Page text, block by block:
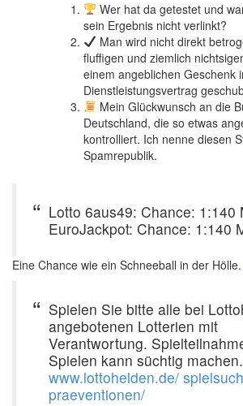
Wer hat da getestet und
sein Ergebnis nicht verlinkt?
Man wird nicht direkt
fluffigen und ziemlich
einem angeblichen Geschenk
Dienstleistungsvertrag
Mein Glückwunsch an die
Deutschland, die so etwas
kontrolliert. Ich nenne diesen
Spamrepublik.
Lotto 6aus49: Chance: 1:140
EuroJackpot: Chance: 1:140
Eine Chance wie ein Schneeball in der Hölle.
Spielen Sie bitte alle bei
angebotenen Lotterien mit
Verantwortung.
Spielen kann süchtig
www.lottohelden.de/
praeventionen/